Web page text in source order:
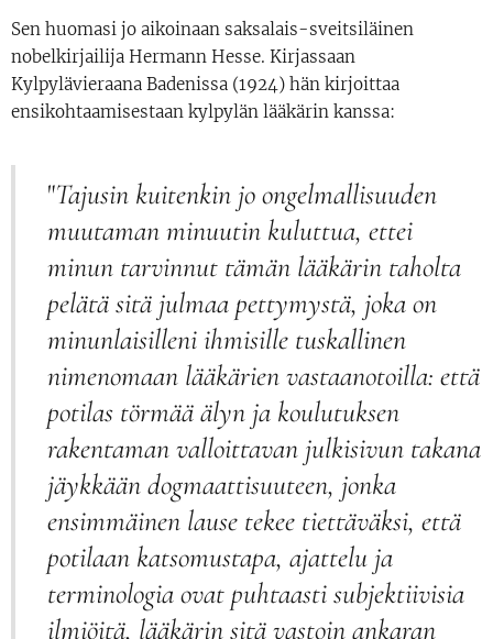
Sen huomasi jo aikoinaan saksalais-sveitsiläinen
nobelkirjailija Hermann Hesse. Kirjassaan
Kylpylävieraana Badenissa (1924) hän kirjoittaa
ensikohtaamisestaan kylpylän lääkärin kanssa:
"Tajusin kuitenkin jo ongelmallisuuden
muutaman minuutin kuluttua, ettei
minun tarvinnut tämän lääkärin taholta
pelätä sitä julmaa pettymystä, joka on
minunlaisilleni ihmisille tuskallinen
nimenomaan lääkärien vastaanotoilla: että
potilas törmää älyn ja koulutuksen
rakentaman valloittavan julkisivun takana
jäykkään dogmaattisuuteen, jonka
ensimmäinen lause tekee tiettäväksi, että
potilaan katsomustapa, ajattelu ja
terminologia ovat puhtaasti subjektiivisia
ilmiöitä, lääkärin sitä vastoin ankaran